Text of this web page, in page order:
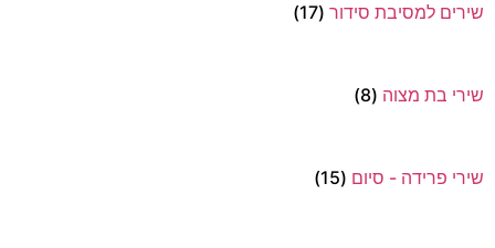
שירים למסיבת סידור (17)
שירי בת מצוה (8)
שירי פרידה - סיום (15)